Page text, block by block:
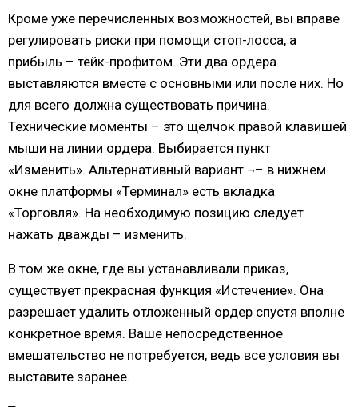
Кроме уже перечисленных возможностей, вы вправе
регулировать риски при помощи стоп-лосса, а
прибыль – тейк-профитом. Эти два ордера
выставляются вместе с основными или после них. Но
для всего должна существовать причина.
Технические моменты – это щелчок правой клавишей
мыши на линии ордера. Выбирается пункт
«Изменить». Альтернативный вариант ¬– в нижнем
окне платформы «Терминал» есть вкладка
«Торговля». На необходимую позицию следует
нажать дважды – изменить.
В том же окне, где вы устанавливали приказ,
существует прекрасная функция «Истечение». Она
разрешает удалить отложенный ордер спустя вполне
конкретное время. Ваше непосредственное
вмешательство не потребуется, ведь все условия вы
выставите заранее.